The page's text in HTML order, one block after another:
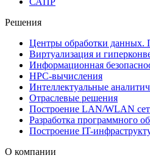
Решения
Центры обработки
Виртуализация и
Информационная
HPC-вычисления
Интеллектуальные
Отраслевые решения
Построение LAN/WLAN
Разработка программного
Построение IT-
О компании